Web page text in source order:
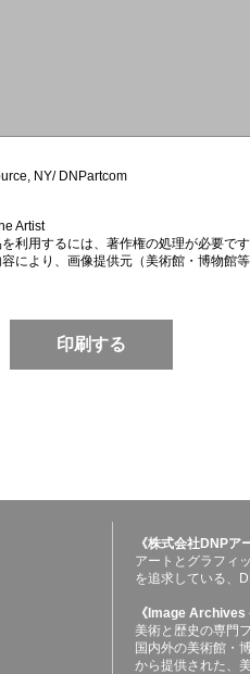
NY/ DNPartcom
Artist
利用するには、著作権の処理が必要です
により、画像提供元（美術館・博物館
印刷する
《株式会社DNPア
アートとグラフィ
を追求している、
《Image Archives
美術と歴史の専門
国内外の美術館・
から提供された、